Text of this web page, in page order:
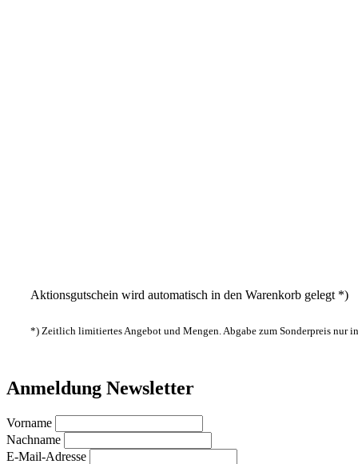
Aktionsgutschein wird automatisch in den Warenkorb gelegt *)
*) Zeitlich limitiertes Angebot und Mengen. Abgabe zum Sonderpreis nur
Anmeldung Newsletter
Vorname
Nachname
E-Mail-Adresse